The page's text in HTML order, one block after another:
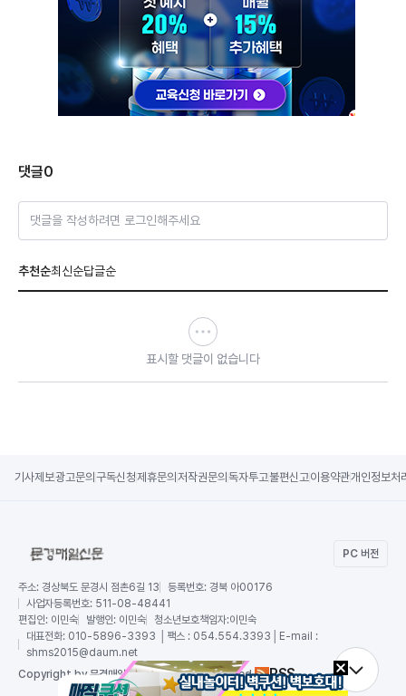
댓글0
댓글을 작성하려면 로그인해주세요
추천순최신순답글순
표시할 댓글이 없습니다
기사제보광고문의 구독신청제휴문의 저작권문의 독자투고불편신고이용약관개인정보처
PC 버전
주소: 경상북도 문경시 점촌6길 13 등록번호: 경북 아00176
사업자등록번호: 511-08-48441
편집인: 이민숙 발행인: 이민숙 청소년보호책임자:이민숙
대표전화: 010-5896-3393 │팩스 : 054.554.3393│E-mail :
shms2015@daum.net
Copyright by 문경매일신문, All Rights Reserved. RSS